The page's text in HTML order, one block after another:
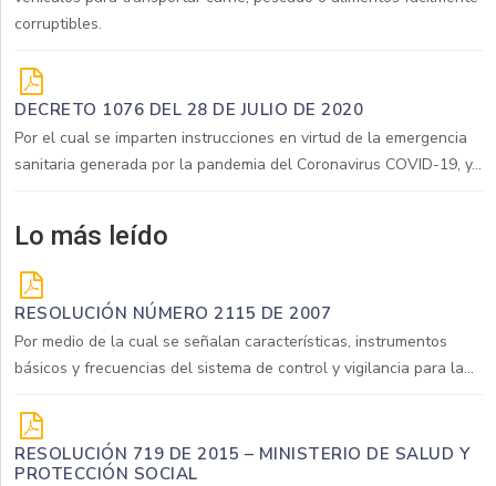
corruptibles.
DECRETO 1076 DEL 28 DE JULIO DE 2020
Por el cual se imparten instrucciones en virtud de la emergencia
sanitaria generada por la pandemia del Coronavirus COVID-19, y...
Lo más leído
RESOLUCIÓN NÚMERO 2115 DE 2007
Por medio de la cual se señalan características, instrumentos
básicos y frecuencias del sistema de control y vigilancia para la...
RESOLUCIÓN 719 DE 2015 – MINISTERIO DE SALUD Y
PROTECCIÓN SOCIAL